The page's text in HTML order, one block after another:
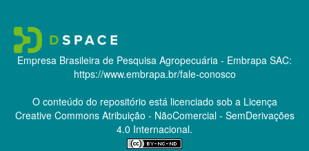
Empresa Brasileira de Pesquisa Agropecuária - Embrapa SAC:
https://www.embrapa.br/fale-conosco
O conteúdo do repositório está licenciado sob a Licença
Creative CommonsAtribuição - NãoComercial - SemDerivações
4.0 Internacional.